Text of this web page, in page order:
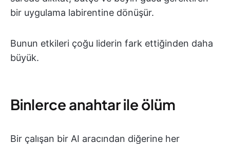
bir uygulama labirentine dönüşür.
Bunun etkileri çoğu liderin fark ettiğinden daha
büyük.
Binlerce anahtar ile ölüm
Bir çalışan bir AI aracından diğerine her